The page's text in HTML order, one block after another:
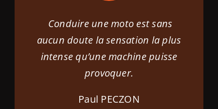
Conduire une moto est sans
aucun doute la sensation la plus
intense qu’une machine puisse
provoquer.
Paul PECZON